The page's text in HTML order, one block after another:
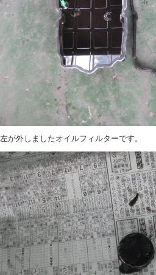
左が外しましたオイルフィルターです。